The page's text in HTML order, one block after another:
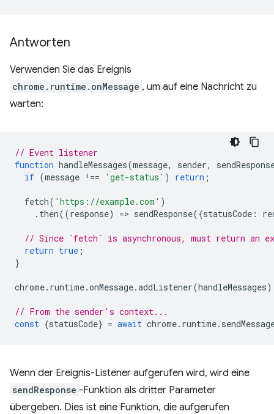
Antworten
Verwenden Sie das Ereignis
chrome.runtime.onMessage , um auf eine Nachricht zu
warten:
// Event listener
function handleMessages(message, sender,
if (message !== 'get-status' ) return ;
fetch( 'https://example.com' )
. then((response) => sendResponse({statusCode :
// Since `fetch` is asynchronous, must return an
return true ;
}
chrome. runtime.onMessage.addListener(handleMessages
// From the sender's context...
const {statusCode} = await chrome. runtime.
Wenn der Ereignis-Listener aufgerufen wird, wird eine
sendResponse -Funktion als dritter Parameter
übergeben. Dies ist eine Funktion, die aufgerufen